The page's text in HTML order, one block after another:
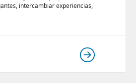
intercambiar experiencias,